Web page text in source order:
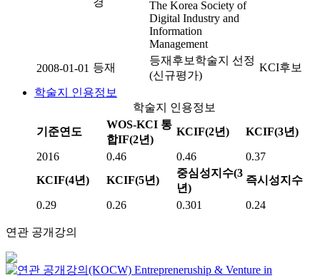
The Korea Society of
Digital Industry and
Information
Management
2008-01-01 등재
등재후보학술지 선정
(신규평가)
KCI후보
학술지 인용정보
학술지 인용정보
기준연도
WOS-KCI 통
합IF(2년)
KCIF(2년) KCIF(3년)
2016 0.46 0.46
0.37
KCIF(4년)
KCIF(5년)
중심성지수(3
년)
즉시성지수
0.29 0.26 0.301 0.24
연관 공개강의
Entrepreneruship & Venture in